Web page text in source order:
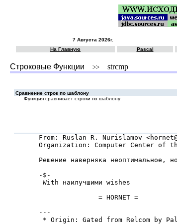
7 Августа 2026г.
На Главную
Pascal
Строковые Функции >> strcmp
Сравнение строк по шаблону
Функция сравнивает строки по шаблону
From: Ruslan R. Nurislamov
Organization: Computer Center of
Решение наверняка неоптимальное,
-$-
With наилучшими wishes
               = HORNET =
---
* Origin: Gated from Relcom by